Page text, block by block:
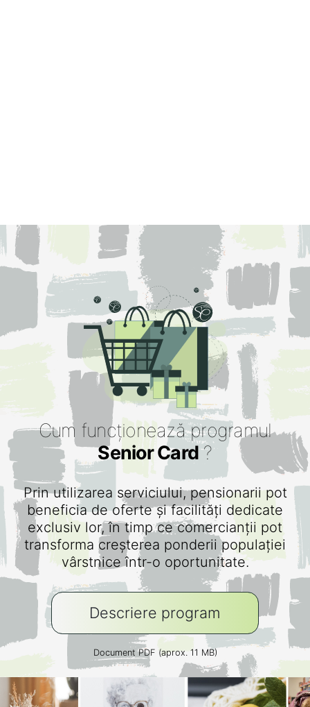
Cum funcționează programul
Senior Card?
Prin utilizarea serviciului, pensionarii pot
beneficia de oferte și facilități dedicate
exclusiv lor, în timp ce comercianții pot
transforma creșterea ponderii populației
vârstnice într-o oportunitate.
Descriere program
Document PDF (aprox. 11 MB)